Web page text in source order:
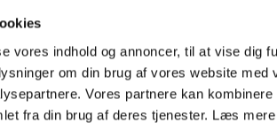
vores indhold og annoncer, til at vise dig
om din brug af vores website med
Vores partnere kan
fra din brug af deres tjenester. Læs mere
Karabiner &
EN 362 :